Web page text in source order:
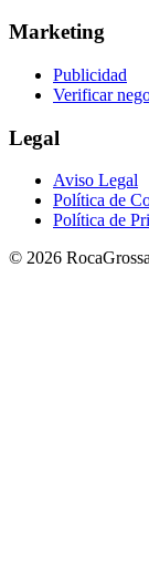
Marketing
Publicidad
Verificar
Legal
Aviso Legal
Política de
Política de
© 2026